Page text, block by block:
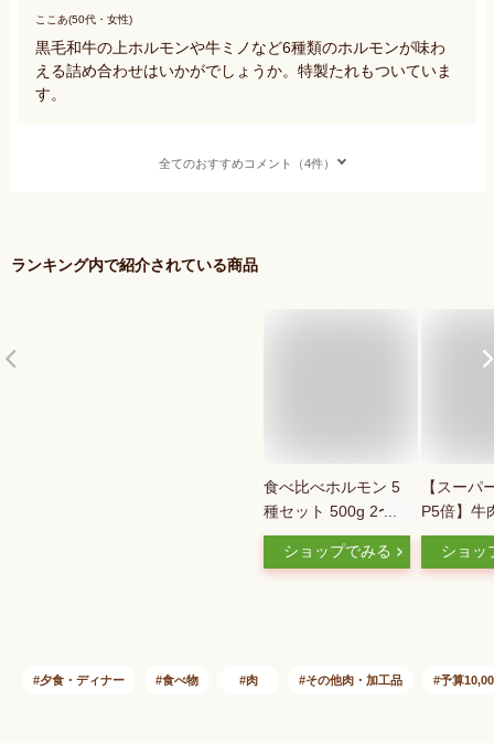
ここあ(50代・女性)
黒毛和牛の上ホルモンや牛ミノなど6種類のホルモンが味わ
える詰め合わせはいかがでしょうか。特製たれもついていま
す。
全てのおすすめコメント（4件）
ランキング内で紹介されている商品
食べ比べホルモン 5
種セット 500g 2〜3
人前 味付き 秘伝の
タレ漬け 牛タン 小
ショップでみる
【スーパ
P5倍】牛
ルモン食
ト 5種 味
前 送料
ショッ
夕食・ディナー 食べ物 肉 その他肉・加工品 予算